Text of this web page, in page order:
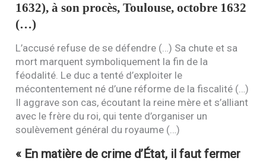
1632), à son procès, Toulouse, octobre 1632
(…)
L’accusé refuse de se défendre (…) Sa chute et sa
mort marquent symboliquement la fin de la
féodalité. Le duc a tenté d’exploiter le
mécontentement né d’une réforme de la fiscalité (…)
Il aggrave son cas, écoutant la reine mère et s’alliant
avec le frère du roi, qui tente d’organiser un
soulèvement général du royaume (…)
« En matière de crime d’État, il faut fermer